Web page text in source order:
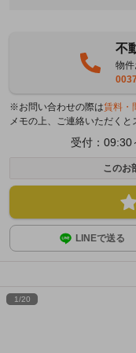
不
物
※お問い合わせの際は賃料・
メモの上、ご連絡いただくと
受付：09:30
このお
LINEで送る
1/20